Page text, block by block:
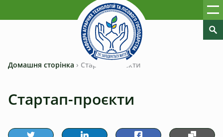
Домашня сторінка › Стартап-проєкти
Стартап-проєкти